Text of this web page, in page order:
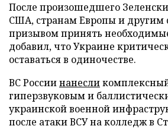
После произошедшего
США, странам Европы и другим
призывом принять
добавил, что Украине
оставаться в одиночестве.
ВС Россиинанесли
гиперзвуковым и
украинской военной
после атаки ВСУ на колледж в